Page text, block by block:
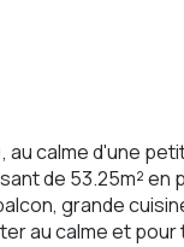
calme d'une
de 53.25m²
grande
au calme et